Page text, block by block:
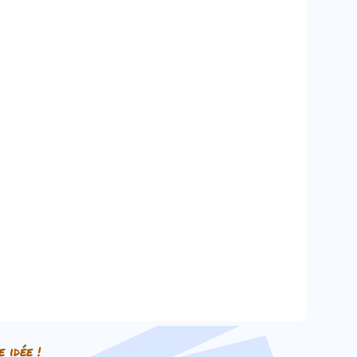
idée !